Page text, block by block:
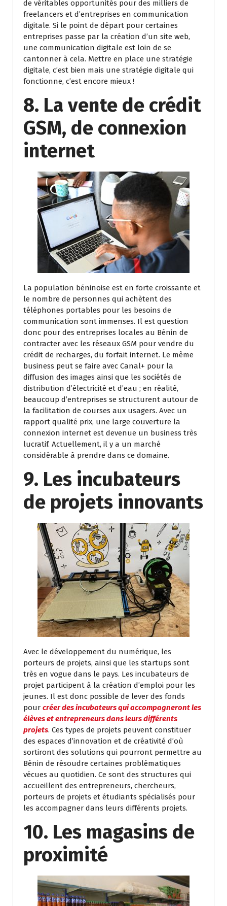
de véritables opportunités pour des milliers de
freelancers et d’entreprises en communication
digitale. Si le point de départ pour certaines
entreprises passe par la création d’un site web,
une communication digitale est loin de se
cantonner à cela. Mettre en place une stratégie
digitale, c’est bien mais une stratégie digitale qui
fonctionne, c’est encore mieux !
8. La vente de crédit
GSM, de connexion
internet
La population béninoise est en forte croissante et
le nombre de personnes qui achètent des
téléphones portables pour les besoins de
communication sont immenses. Il est question
donc pour des entreprises locales au Bénin de
contracter avec les réseaux GSM pour vendre du
crédit de recharges, du forfait internet. Le même
business peut se faire avec Canal+ pour la
diffusion des images ainsi que les sociétés de
distribution d’électricité et d’eau ; en réalité,
beaucoup d’entreprises se structurent autour de
la facilitation de courses aux usagers. Avec un
rapport qualité prix, une large couverture la
connexion internet est devenue un business très
lucratif. Actuellement, il y a un marché
considérable à prendre dans ce domaine.
9. Les incubateurs
de projets innovants
Avec le développement du numérique, les
porteurs de projets, ainsi que les startups sont
très en vogue dans le pays. Les incubateurs de
projet participent à la création d’emploi pour les
jeunes. Il est donc possible de lever des fonds
pour créer des incubateurs qui accompagneront les
élèves et entrepreneurs dans leurs différents
projets. Ces types de projets peuvent constituer
des espaces d’innovation et de créativité d’où
sortiront des solutions qui pourront permettre au
Bénin de résoudre certaines problématiques
vécues au quotidien. Ce sont des structures qui
accueillent des entrepreneurs, chercheurs,
porteurs de projets et étudiants spécialisés pour
les accompagner dans leurs différents projets.
10. Les magasins de
proximité